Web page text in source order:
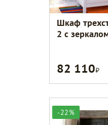
Шкаф
2 с
82 110Р
-22%